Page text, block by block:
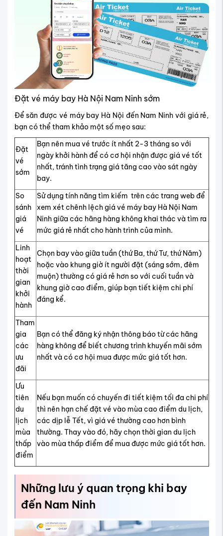
Đặt vé máy bay Hà Nội Nam Ninh sớm
Để săn được vé máy bay Hà Nội đến Nam Ninh với giá rẻ,
bạn có thể tham khảo một số mẹo sau:
Đặt
vé
sớm
Bạn nên mua vé trước ít nhất 2-3 tháng so với
ngày khởi hành để có cơ hội nhận được giá vé tốt
nhất, tránh tình trạng giá tăng cao vào sát ngày
bay.
So
sánh
giá
vé
Sử dụng tính năng tìm kiếm trên các trang web để
xem xét chênh lệch giá vé máy bay Hà Nội Nam
Ninh giữa các hãng hàng không khai thác và tìm ra
mức giá rẻ nhất cho hành trình của mình.
Linh
hoạt
thời
gian
khởi
hành
Chọn bay vào giữa tuần (thứ Ba, thứ Tư, thứ Năm)
hoặc vào khung giờ ít người đặt (sáng sớm, đêm
muộn) thường có giá rẻ hơn so với cuối tuần và
khung giờ cao điểm, giúp bạn tiết kiệm chi phí
đáng kể.
Tham
gia
các
ưu
đãi
Bạn có thể đăng ký nhận thông báo từ các hãng
hàng không để biết chương trình khuyến mãi sớm
nhất và có cơ hội mua được mức giá tốt hơn.
Ưu
tiên
du
lịch
mùa
thấp
điểm
Nếu bạn muốn có chuyến đi tiết kiệm tối đa chi phí
thì nên hạn chế đặt vé vào mùa cao điểm du lịch,
các dịp lễ Tết, vì giá vé thường cao hơn bình
thường. Thay vào đó, hãy chọn thời gian du lịch
vào mùa thấp điểm để mua được mức giá tốt hơn.
Những lưu ý quan trọng khi bay
đến Nam Ninh